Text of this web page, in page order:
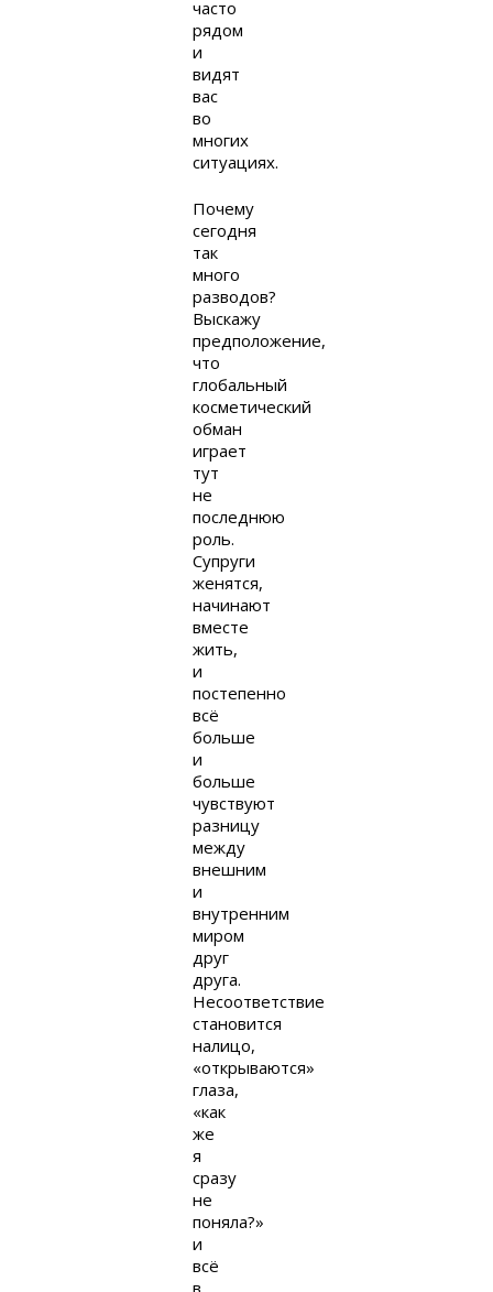
часто
рядом
и
видят
вас
во
многих
ситуациях.
Почему
сегодня
так
много
разводов?
Выскажу
предположение,
что
глобальный
косметический
обман
играет
тут
не
последнюю
роль.
Супруги
женятся,
начинают
вместе
жить,
и
постепенно
всё
больше
и
больше
чувствуют
разницу
между
внешним
и
внутренним
миром
друг
друга.
Несоответствие
становится
налицо,
«открываются»
глаза,
«как
же
я
сразу
не
поняла?»
и
всё